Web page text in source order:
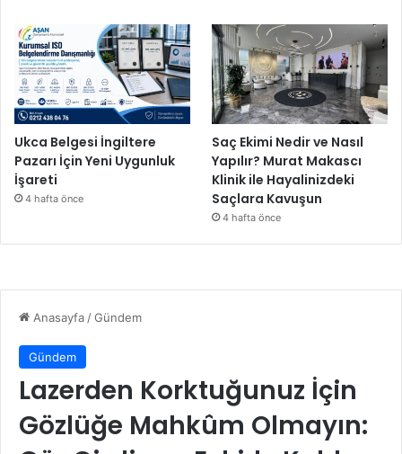
Ukca Belgesi İngiltere
Pazarı İçin Yeni Uygunluk
İşareti
4 hafta önce
Saç Ekimi Nedir ve Nasıl
Yapılır? Murat Makascı
Klinik ile Hayalinizdeki
Saçlara Kavuşun
4 hafta önce